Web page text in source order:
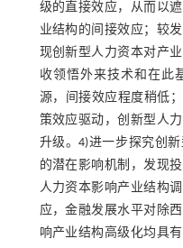
级的直接效应，从而以
业结构的间接效应；较
现创新型人力资本对产
收领悟外来技术和在此
源，间接效应程度稍低
策效应驱动，创新型人
升级。4)进一步探究创
的潜在影响机制，发现
人力资本影响产业结构
应，金融发展水平对除
响产业结构高级化均具